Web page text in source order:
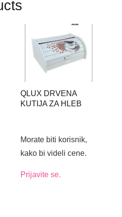
QLUX DRVENA
KUTIJA ZA HLEB
Morate biti korisnik,
kako bi videli cene.
Prijavite se.